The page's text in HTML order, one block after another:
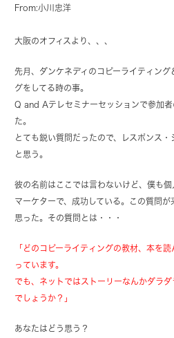
From:小川忠洋
大阪のオフィスより、、、
先月、ダンケネディのコピーライティン
グをしてる時の事。
Q and Aテレセミナーセッションで参加
た。
とても鋭い質問だったので、レスポンス
と思う。
彼の名前はここでは言わないけど、僕も
マーケターで、成功している。この質問
思った。その質問とは・・・
「どのコピーライティングの教材、本を
っています。
でも、ネットではストーリーなんかダラ
でしょうか？」
あなたはどう思う？